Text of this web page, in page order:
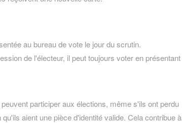
au bureau de vote le jour du scrutin.
de l'électeur, il peut toujours voter en présentant
participer aux élections, même s'ils ont perdu
aient une pièce d'identité valide. Cela contribue à